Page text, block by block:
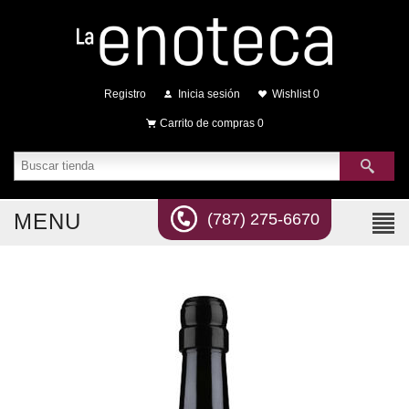
Registro Inicia sesión Wishlist 0
Carrito de compras 0
(787) 275-6670
MENU